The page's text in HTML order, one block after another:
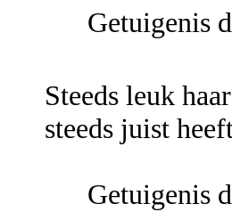
Getuigenis
Steeds leuk
steeds juist
Getuigenis